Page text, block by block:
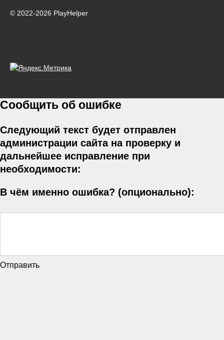
© 2022-2026 PlayHelper
Сообщить об ошибке
Следующий текст будет отправлен
администрации сайта на проверку и
дальнейшее исправление при
необходимости:
В чём именно ошибка? (опционально):
Отправить